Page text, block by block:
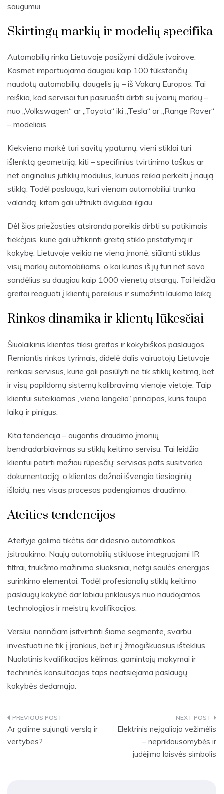
saugumui.
Skirtingų markių ir modelių specifika
Automobilių rinka Lietuvoje pasižymi didžiule įvairove.
Kasmet importuojama daugiau kaip 100 tūkstančių
naudotų automobilių, daugelis jų – iš Vakarų Europos. Tai
reiškia, kad servisai turi pasiruošti dirbti su įvairių markių –
nuo „Volkswagen“ ar „Toyota“ iki „Tesla“ ar „Range Rover“
– modeliais.
Kiekviena markė turi savitų ypatumų: vieni stiklai turi
išlenktą geometriją, kiti – specifinius tvirtinimo taškus ar
net originalius jutiklių modulius, kuriuos reikia perkelti į naują
stiklą. Todėl paslauga, kuri vienam automobiliui trunka
valandą, kitam gali užtrukti dvigubai ilgiau.
Dėl šios priežasties atsiranda poreikis dirbti su patikimais
tiekėjais, kurie gali užtikrinti greitą stiklo pristatymą ir
kokybę. Lietuvoje veikia ne viena įmonė, siūlanti stiklus
visų markių automobiliams, o kai kurios iš jų turi net savo
sandėlius su daugiau kaip 1000 vienetų atsargų. Tai leidžia
greitai reaguoti į klientų poreikius ir sumažinti laukimo laiką.
Rinkos dinamika ir klientų lūkesčiai
Šiuolaikinis klientas tikisi greitos ir kokybiškos paslaugos.
Remiantis rinkos tyrimais, didelė dalis vairuotojų Lietuvoje
renkasi servisus, kurie gali pasiūlyti ne tik stiklų keitimą, bet
ir visų papildomų sistemų kalibravimą vienoje vietoje. Taip
klientui suteikiamas „vieno langelio“ principas, kuris taupo
laiką ir pinigus.
Kita tendencija – augantis draudimo įmonių
bendradarbiavimas su stiklų keitimo servisu. Tai leidžia
klientui patirti mažiau rūpesčių: servisas pats susitvarko
dokumentaciją, o klientas dažnai išvengia tiesioginių
išlaidų, nes visas procesas padengiamas draudimo.
Ateities tendencijos
Ateityje galima tikėtis dar didesnio automatikos
įsitraukimo. Naujų automobilių stikluose integruojami IR
filtrai, triukšmo mažinimo sluoksniai, netgi saulės energijos
surinkimo elementai. Todėl profesionalių stiklų keitimo
paslaugų kokybė dar labiau priklausys nuo naudojamos
technologijos ir meistrų kvalifikacijos.
Verslui, norinčiam įsitvirtinti šiame segmente, svarbu
investuoti ne tik į įrankius, bet ir į žmogiškuosius išteklius.
Nuolatinis kvalifikacijos kėlimas, gamintojų mokymai ir
techninės konsultacijos taps neatsiejama paslaugų
kokybės dedamąja.
Navigacija
Ar galime sujungti verslą ir
vertybes?
Elektrinis neįgaliojo vežimėlis
– nepriklausomybės ir
judėjimo laisvės simbolis